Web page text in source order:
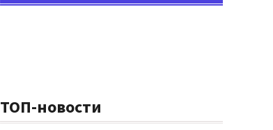
ТОП-новости